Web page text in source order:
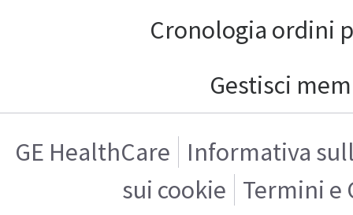
Cronologia ordini
Gestisci
GE HealthCare
Informativa
sui cookie Termini e